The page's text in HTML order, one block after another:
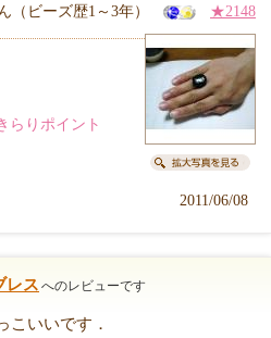
（ビーズ歴1～3年） ★2148
らりポイント
2011/06/08
レス へのレビューです
こいいです．